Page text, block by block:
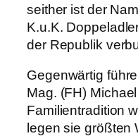
seither ist der
K.u.K.
der Republik
Gegenwärtig
Mag. (FH)
Familientradition
legen sie größten